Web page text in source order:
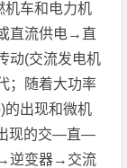
机车和电力机
直流供电→直
动(交流发电机
；随着大功率
的出现和微机
现的交—直—
逆变器→交流